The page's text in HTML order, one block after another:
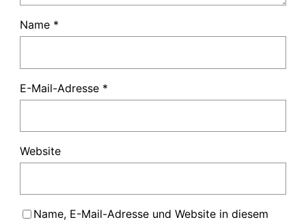
Name *
E-Mail-Adresse *
Website
Name, E-Mail-Adresse und Website in diesem